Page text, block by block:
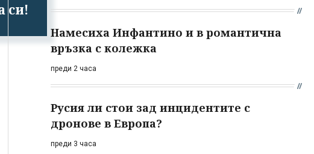
си!
Намесиха Инфантино и в романтична
връзка с колежка
преди 2 часа
Русия ли стои зад инцидентите с
дронове в Европа?
преди 3 часа